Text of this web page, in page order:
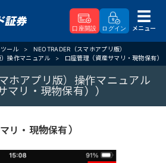
口座開設 ログイン メニュー
ール
NEOTRADER（スマホアプリ版）
操作マニュアル
口座管理（資産サマリ・現物保有）
ホアプリ版）操作マニュアル
マリ・現物保有））
リ・現物保有）